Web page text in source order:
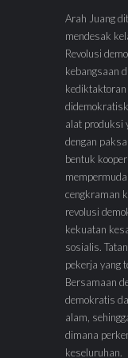
s
i
p
o
s
Arah Juang
mendesak
Revolusi
kebangsaan
alat produksi
dengan
bentuk
cengkraman
revolusi
kekuatan
sosialis.
pekerja yang
Bersamaan
demokratis
alam,
dimana
keseluruhan.